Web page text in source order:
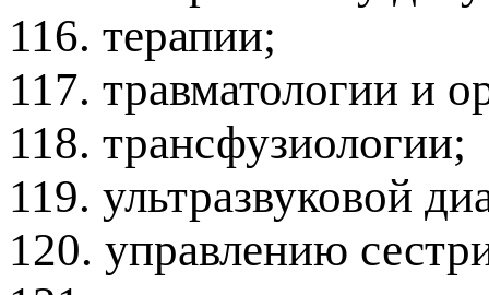
116. терапии;
117. травматологии и
118. трансфузиологии;
119. ультразвуковой
120. управлению